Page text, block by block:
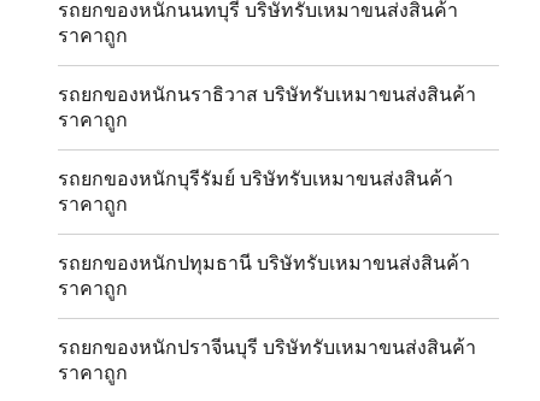
รถยกของหนักนนทบุรี บริษัทรับเหมาขนส่งสินค้า
ราคาถูก
รถยกของหนักนราธิวาส บริษัทรับเหมาขนส่งสินค้า
ราคาถูก
รถยกของหนักบุรีรัมย์ บริษัทรับเหมาขนส่งสินค้า
ราคาถูก
รถยกของหนักปทุมธานี บริษัทรับเหมาขนส่งสินค้า
ราคาถูก
รถยกของหนักปราจีนบุรี บริษัทรับเหมาขนส่งสินค้า
ราคาถูก